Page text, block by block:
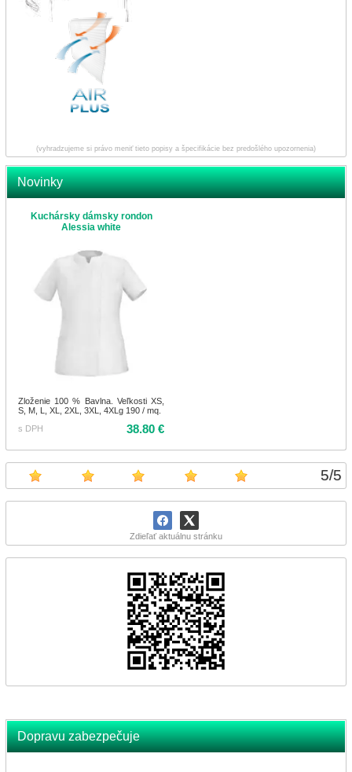
5/5
Zdieľať aktuálnu stránku
Dopravu zabezpečuje
(vyhradzujeme si právo meniť tieto popisy a špecifikácie bez predošlého upozornenia)
Novinky
Kuchársky dámsky rondon
Alessia white
Zloženie 100 % Bavlna. Veľkosti XS,
S, M, L, XL, 2XL, 3XL, 4XLg 190 / mq.
s DPH
38.80 €